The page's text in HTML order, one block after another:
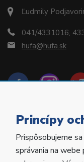
Ľudmily
041/4331016,
hufa@hufa.sk
Copyright ©
Princípy
Prispôsobujeme
správania na webe